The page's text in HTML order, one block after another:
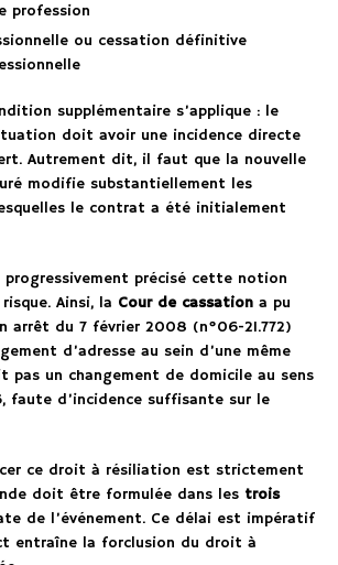
profession
ou cessation définitive
supplémentaire s’applique : le
doit avoir une incidence directe
Autrement dit, il faut que la nouvelle
modifie substantiellement les
le contrat a été initialement
précisé cette notion
Ainsi, la Cour de cassation a pu
arrêt du 7 février 2008 (n°06-21.772)
d’adresse au sein d’une même
pas un changement de domicile au sens
faute d’incidence suffisante sur le
ce droit à résiliation est strictement
doit être formulée dans les trois
de l’événement. Ce délai est impératif
entraîne la forclusion du droit à